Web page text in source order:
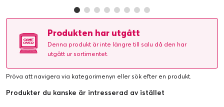
Produkten har utgått
Denna produkt är inte längre till salu då den har
utgått ur sortimentet.
Pröva att navigera via kategorimenyn eller sök efter en produkt.
Produkter du kanske är intresserad av istället